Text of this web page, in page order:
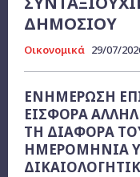
ΔΗΜΟΣΙΟΥ
Οικονομικά 29/07/
ΕΝΗΜΕΡΩΣΗ
ΕΙΣΦΟΡΑ
ΤΗ ΔΙΑΦΟΡΑ
ΗΜΕΡΟΜΗΝΙΑ